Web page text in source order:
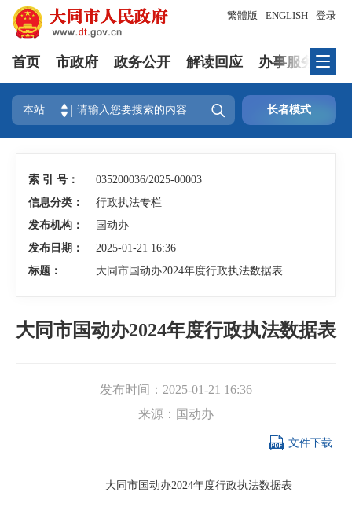
登录
繁體版 ENGLISH
首页 市政府 政务公开 解读回应 办事服务
本站  长者模式
索 引 号：
035200036/2025-00003
信息分类：
行政执法专栏
发布机构：
国动办
发布日期：
2025-01-21 16:36
标题：
大同市国动办2024年度行政执法数据表
大同市国动办2024年度行政执法数据表
发布时间： 2025-01-21 16:36
来源： 国动办
 文件下载
大同市国动办2024年度行政执法数据表